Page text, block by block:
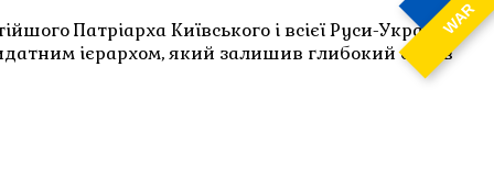
WAR
Патріарха Київського і всієї Руси-України
ієрархом, який залишив глибокий слід в